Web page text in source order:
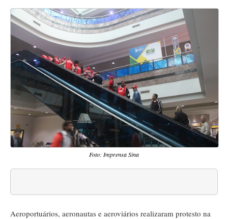
Foto: Imprensa Sina
Aeroportuários, aeronautas e aeroviários realizaram protesto na